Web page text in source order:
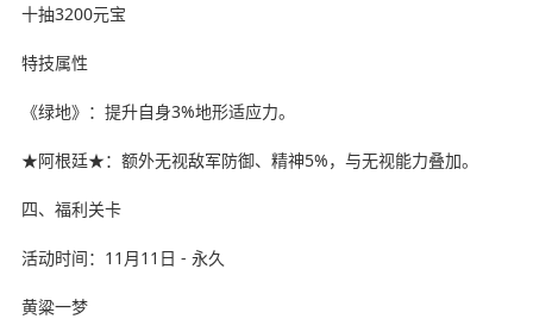
十抽3200元宝
特技属性
《绿地》：提升自身3%地形适应力。
★阿根廷★：额外无视敌军防御、精神5%，与无视能力叠加。
四、福利关卡
活动时间：11月11日 - 永久
黄粱一梦